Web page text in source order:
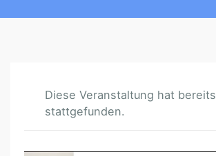
Diese Veranstaltung hat bereits
stattgefunden.